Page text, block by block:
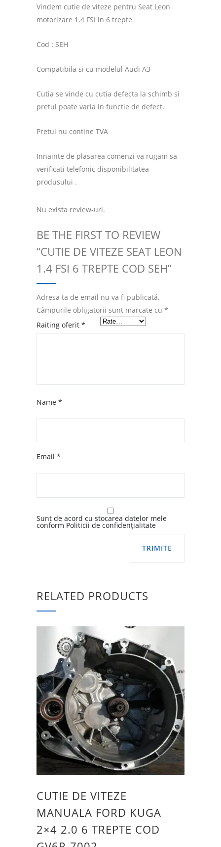
Vindem cutie de viteze pentru Seat Leon
motorizare 1.4 FSI in 6 trepte
Cod : SEH
Compatibila si cu modelul Audi A3
Cutia se vinde cu cutia defecta la schimb si
pretul poate varia in functie de defect.
Pretul nu contine TVA
Innainte de plasarea comenzi va rugam sa
verificati telefonic disponibilitatea
produsului .
Nu exista review-uri.
BE THE FIRST TO REVIEW
“CUTIE DE VITEZE SEAT LEON
1.4 FSI 6 TREPTE COD SEH”
Adresa ta de email nu va fi publicată.
Câmpurile obligatorii sunt marcate cu *
Raiting oferit *
Name *
Email *
Sunt de acord cu stocarea datelor mele
conform Politicii de confidențialitate
RELATED PRODUCTS
CUTIE DE VITEZE
MANUALA FORD KUGA
2×4 2.0 6 TREPTE COD